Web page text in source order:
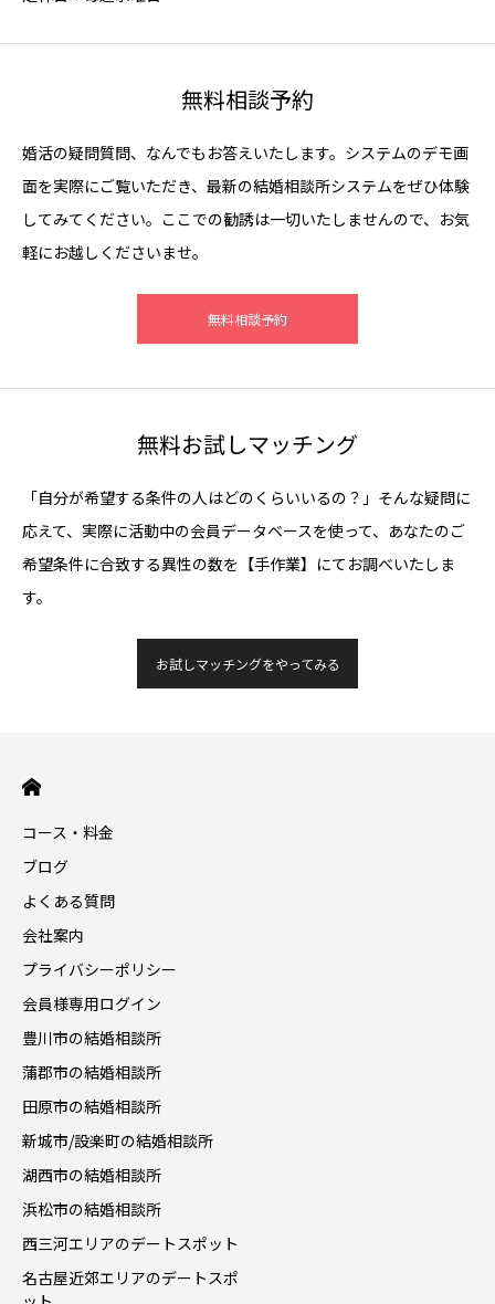
無料相談予約
婚活の疑問質問、なんでもお答えいたします。システムのデモ画
面を実際にご覧いただき、最新の結婚相談所システムをぜひ体験
してみてください。ここでの勧誘は一切いたしませんので、お気
軽にお越しくださいませ。
無料相談予約
無料お試しマッチング
「自分が希望する条件の人はどのくらいいるの？」そんな疑問に
応えて、実際に活動中の会員データベースを使って、あなたのご
希望条件に合致する異性の数を【手作業】にてお調べいたしま
す。
お試しマッチングをやってみる
コース・料金
ブログ
よくある質問
会社案内
プライバシーポリシー
会員様専用ログイン
豊川市の結婚相談所
蒲郡市の結婚相談所
田原市の結婚相談所
新城市/設楽町の結婚相談所
湖西市の結婚相談所
浜松市の結婚相談所
西三河エリアのデートスポット
名古屋近郊エリアのデートスポ